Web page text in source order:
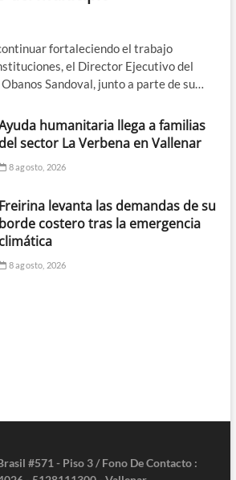
fortaleciendo el trabajo
el Director Ejecutivo del
Sandoval, junto a parte de su…
humanitaria llega a familias
del sector La Verbena en Vallenar
8 agosto, 2026
Freirina levanta las demandas de su
borde costero tras la emergencia
climática
8 agosto, 2026
#571 - Piso 3 / Fono De Contacto :